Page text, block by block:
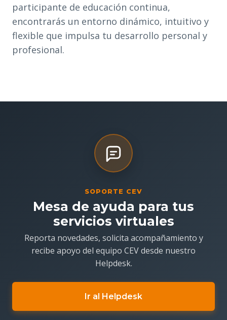
participante de educación continua,
encontrarás un entorno dinámico, intuitivo y
flexible que impulsa tu desarrollo personal y
profesional.
SOPORTE CEV
Mesa de ayuda para tus
servicios virtuales
Reporta novedades, solicita acompañamiento y
recibe apoyo del equipo CEV desde nuestro
Helpdesk.
Ir al Helpdesk